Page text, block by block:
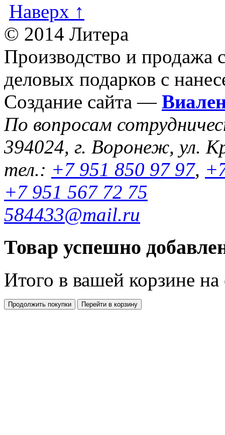
Наверх ↑
© 2014 Литера
Производство и продажа
деловых подарков с
Создание сайта —
По вопросам
394024, г. Воронеж, ул.
тел.: +7 951 850 97 97,
+7 951 567 72 75
584433@mail.ru
Товар успешно
Итого в вашей корзине
Продолжить покупки Перейти в корзину